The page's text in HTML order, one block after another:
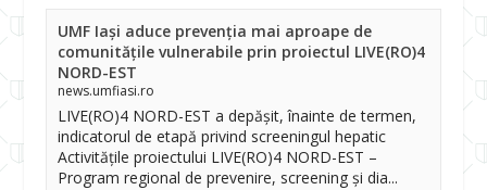
UMF Iași aduce prevenția mai aproape de
comunitățile vulnerabile prin proiectul LIVE(RO)4
NORD-EST
news.umfiasi.ro
LIVE(RO)4 NORD-EST a depășit, înainte de termen,
indicatorul de etapă privind screeningul hepatic
Activitățile proiectului LIVE(RO)4 NORD-EST –
Program regional de prevenire, screening și dia...